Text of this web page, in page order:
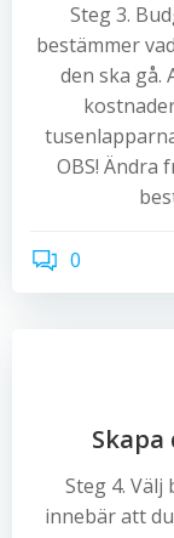
Steg 3.
bestämmer
den ska gå.
OBS! Ändra
0
Skapa
Steg 4.
innebär att